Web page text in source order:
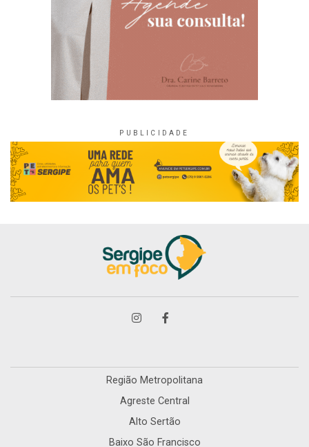
Região Metropolitana
Agreste Central
Alto Sertão
Baixo São Francisco